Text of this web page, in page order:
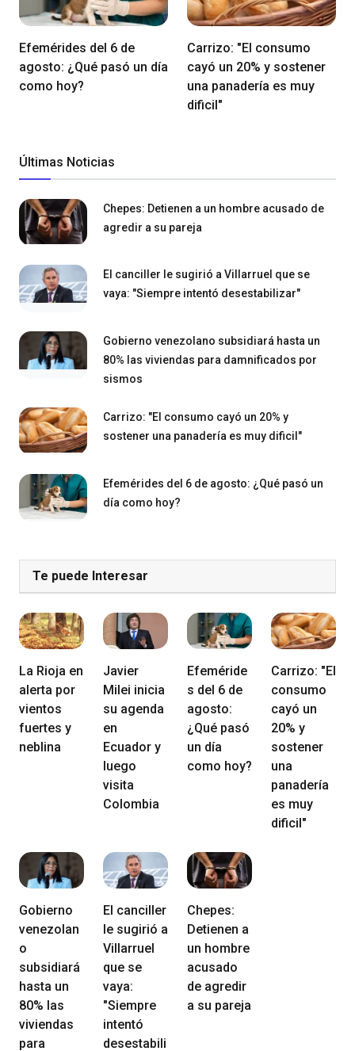
Efemérides del 6 de
agosto: ¿Qué pasó un día
como hoy?
Carrizo: "El consumo
cayó un 20% y sostener
una panadería es muy
dificil"
Últimas Noticias
Chepes: Detienen a un hombre acusado de
agredir a su pareja
El canciller le sugirió a Villarruel que se
vaya: "Siempre intentó desestabilizar"
Gobierno venezolano subsidiará hasta un
80% las viviendas para damnificados por
sismos
Carrizo: "El consumo cayó un 20% y
sostener una panadería es muy dificil"
Efemérides del 6 de agosto: ¿Qué pasó un
día como hoy?
Te puede Interesar
La Rioja en
alerta por
vientos
fuertes y
neblina
Javier
Milei inicia
su agenda
en
Ecuador y
luego
visita
Colombia
Efeméride
s del 6 de
agosto:
¿Qué pasó
un día
como hoy?
Carrizo: "El
consumo
cayó un
20% y
sostener
una
panadería
es muy
dificil"
Gobierno
venezolan
o
subsidiará
hasta un
80% las
viviendas
para
El canciller
le sugirió a
Villarruel
que se
vaya:
"Siempre
intentó
desestabili
Chepes:
Detienen a
un hombre
acusado
de agredir
a su pareja